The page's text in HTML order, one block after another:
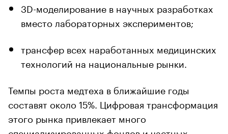
3D-моделирование в научных разработках
вместо лабораторных экспериментов;
трансфер всех наработанных медицинских
технологий на национальные рынки.
Темпы роста медтеха в ближайшие годы
составят около 15%. Цифровая трансформация
этого рынка привлекает много